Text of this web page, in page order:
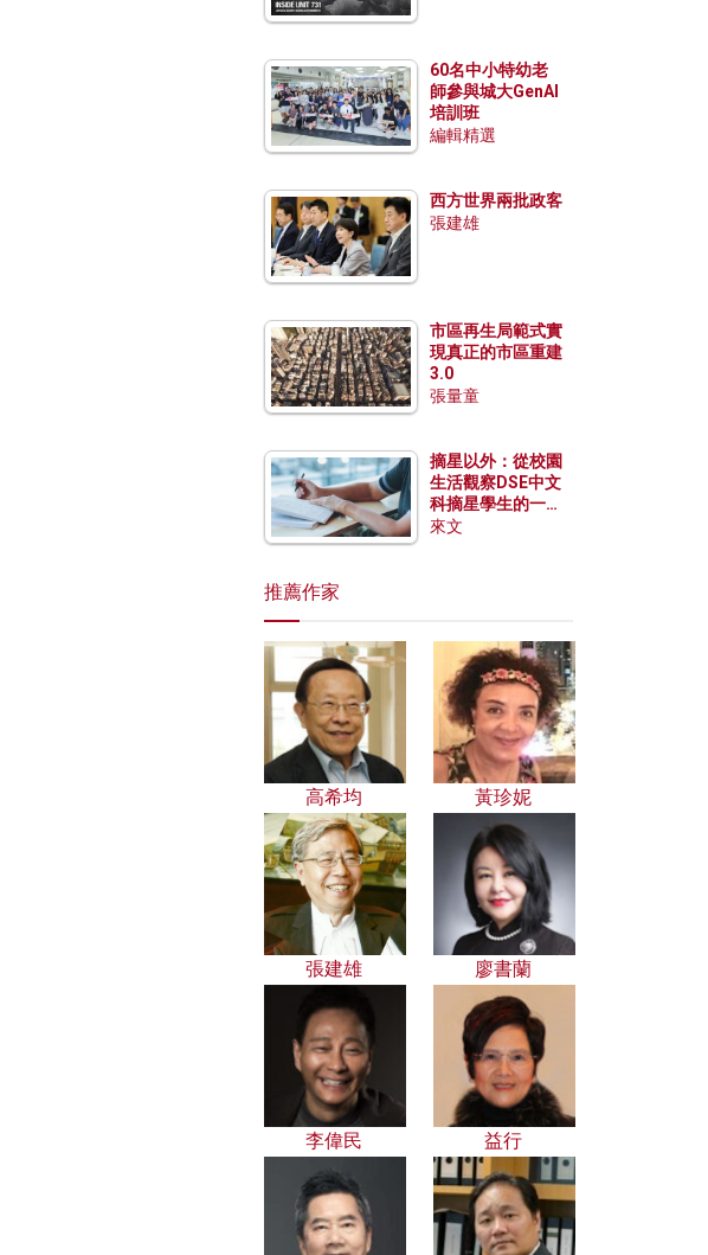
60名中小特幼老
師參與城大GenAI
培訓班
編輯精選
西方世界兩批政客
張建雄
市區再生局範式實
現真正的市區重建
3.0
張量童
摘星以外：從校園
生活觀察DSE中文
科摘星學生的一點
特質
來文
推薦作家
高希均 黃珍妮
張建雄 廖書蘭
李偉民 益行